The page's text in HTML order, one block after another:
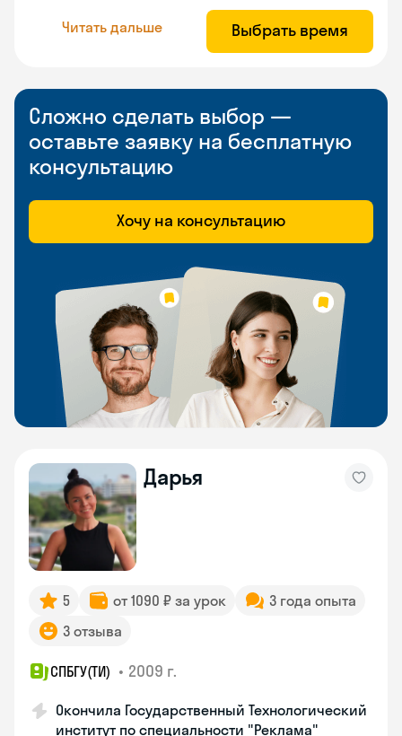
Читать дальше Выбрать время
Сложно сделать выбор —
оставьте заявку на бесплатную
консультацию
Хочу на консультацию
Дарья
5 от 1090 ₽ за урок
3 года опыта
3 отзыва
СПБГУ(ТИ) • 2009 г.
Окончила Государственный Технологический
институт по специальности "Реклама"